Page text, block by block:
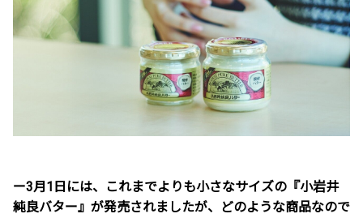
ー3月1日には、これまでよりも小さなサイズの『小岩井
純良バター』が発売されましたが、どのような商品なので